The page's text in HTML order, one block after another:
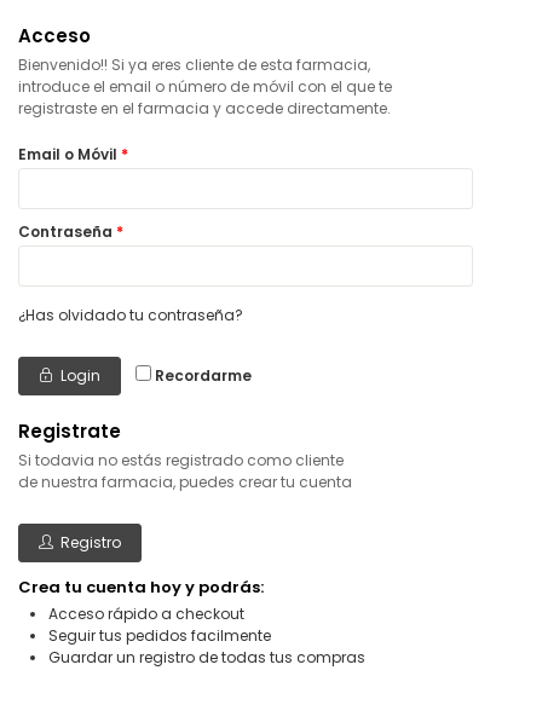
Acceso
Bienvenido!! Si ya eres cliente de esta farmacia,
introduce el email o número de móvil con el que te
registraste en el farmacia y accede directamente.
Email o Móvil *
Contraseña *
¿Has olvidado tu contraseña?
Login Recordarme
Registrate
Si todavia no estás registrado como cliente
de nuestra farmacia, puedes crear tu cuenta
Registro
Crea tu cuenta hoy y podrás:
Acceso rápido a checkout
Seguir tus pedidos facilmente
Guardar un registro de todas tus compras